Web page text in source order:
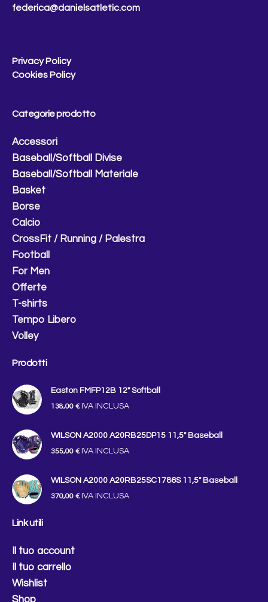
federica@danielsatletic.com
Privacy Policy
Cookies Policy
Categorie prodotto
Accessori
Baseball/Softball Divise
Baseball/Softball Materiale
Basket
Borse
Calcio
CrossFit / Running / Palestra
Football
For Men
Offerte
T-shirts
Tempo Libero
Volley
Prodotti
Easton FMFP12B 12″ Softball
138,00 € IVA INCLUSA
WILSON A2000 A20RB25DP15 11,5" Baseball
355,00 € IVA INCLUSA
WILSON A2000 A20RB25SC1786S 11,5" Baseball
370,00 € IVA INCLUSA
Link utili
Il tuo account
Il tuo carrello
Wishlist